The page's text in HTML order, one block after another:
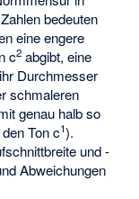
bedeuten
eine engere
c2 abgibt, eine
Durchmesser
schmaleren
genau halb so
Ton c1).
und -
Abweichungen